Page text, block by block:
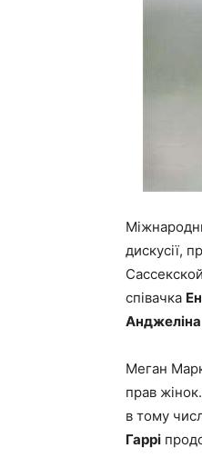
дискусії,
співачка
Меган
прав
в тому
Гаррі